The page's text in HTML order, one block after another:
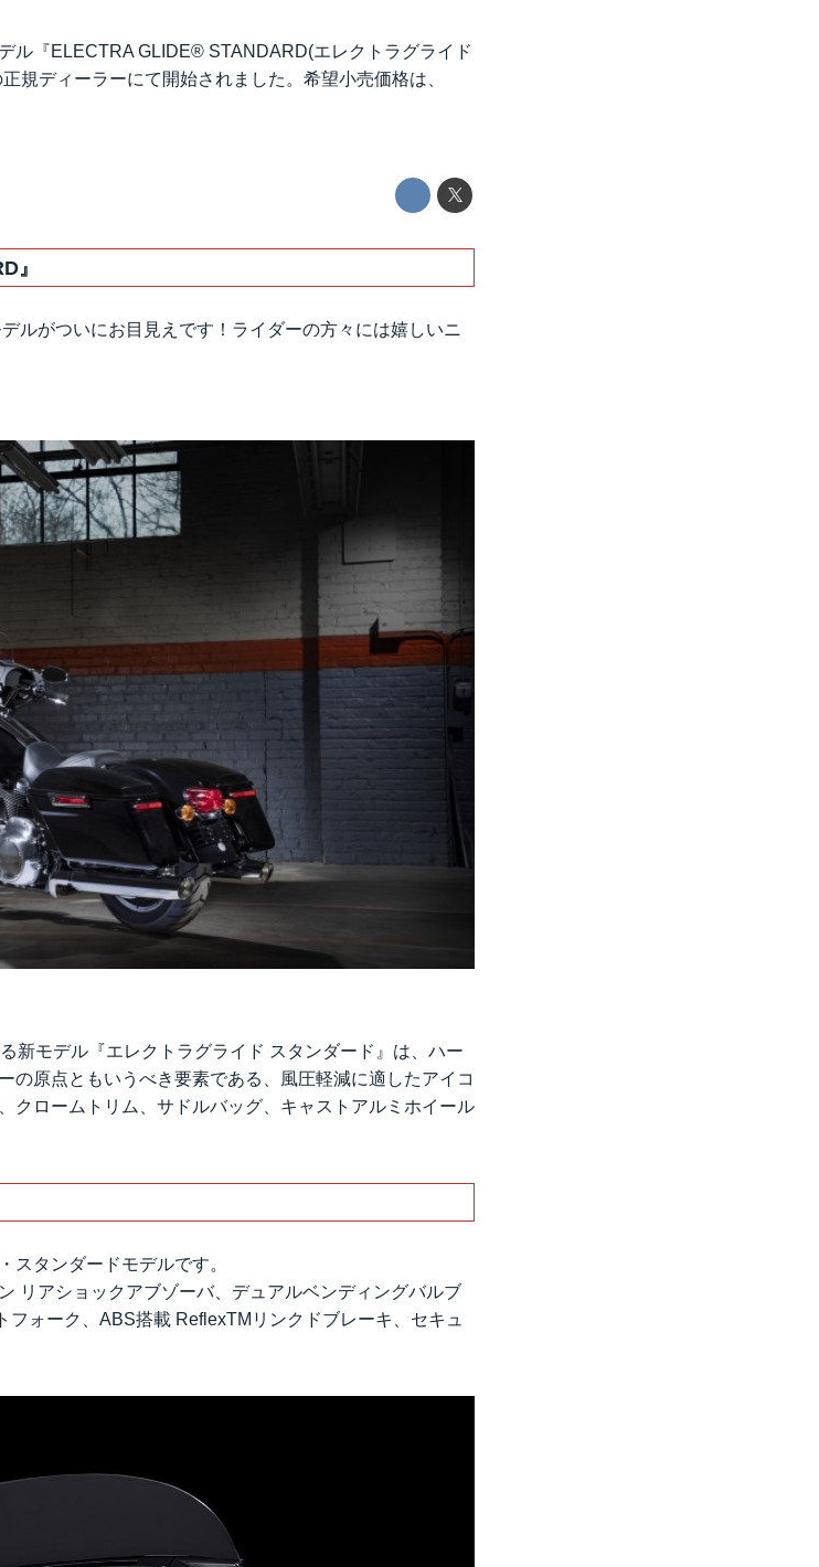
ル『ELECTRA GLIDE® STANDARD(エレクトラグライド
規ディーラーにて開始されました。希望小売価格は、
』
ルがついにお目見えです！ライダーの方々には嬉しいニ
新モデル『エレクトラグライド スタンダード』は、ハー
の原点ともいうべき要素である、風圧軽減に適したアイコ
クロームトリム、サドルバッグ、キャストアルミホイール
スタンダードモデルです。
リアショックアブゾーバ、デュアルベンディングバルブ
ォーク、ABS搭載 ReflexTMリンクドブレーキ、セキュ